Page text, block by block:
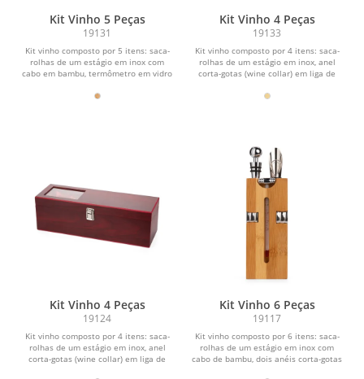
Kit Vinho 5 Peças
19131
Kit vinho composto por 5 itens: saca-
rolhas de um estágio em inox com
cabo em bambu, termômetro em vidro
Kit Vinho 4 Peças
19133
Kit vinho composto por 4 itens: saca-
rolhas de um estágio em inox, anel
corta-gotas (wine collar) em liga de
Kit Vinho 4 Peças
19124
Kit vinho composto por 4 itens: saca-
rolhas de um estágio em inox, anel
corta-gotas (wine collar) em liga de
Kit Vinho 6 Peças
19117
Kit vinho composto por 6 itens: saca-
rolhas de um estágio em inox com
cabo de bambu, dois anéis corta-gotas